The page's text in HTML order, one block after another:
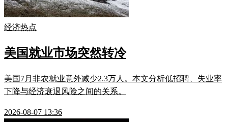
经济热点
美国就业市场突然转冷
美国7月非农就业意外减少2.3万人。本文分析低招聘、失业率
下降与经济衰退风险之间的关系。
2026-08-07 13:36